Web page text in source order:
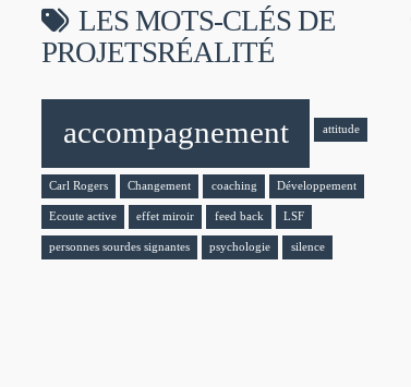
LES MOTS-CLÉS DE
PROJETSRÉALITÉ
accompagnement attitude
Carl Rogers Changement coaching Développement
Ecoute active effet miroir feed back LSF
personnes sourdes signantes psychologie silence